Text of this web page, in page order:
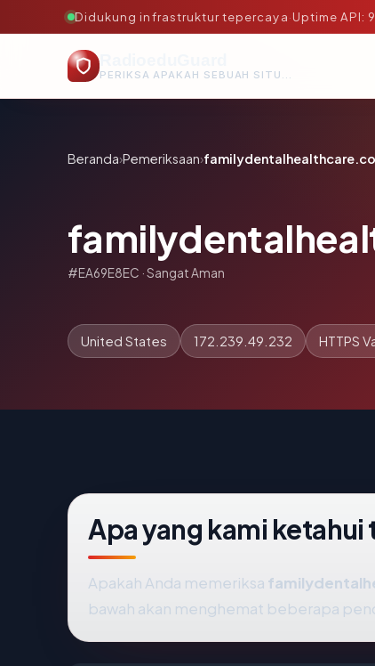
Didukung infrastruktur tepercaya·Uptime API:
PERIKSA APAKAH SEBUAH SITUS AMAN, TEPERCAYA, DAN TERVERIFIKASI DALAM HITUNGAN DETIK.
Beranda›Pemeriksaan›
#EA69E8EC · Sangat Aman
United States 172.239.49.232 HTTPS
Apa yang kami
Apakah Anda memeriksa
bawah akan menghemat beberapa